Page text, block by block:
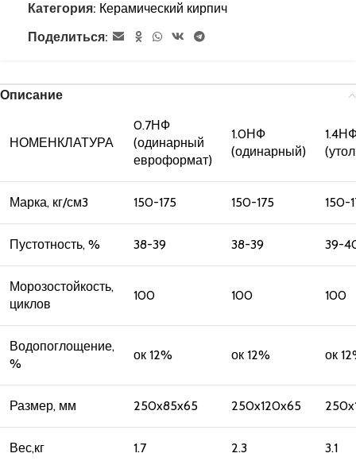
Категория: Керамический кирпич
Поделиться:
Описание
НОМЕНКЛАТУРА
0.7НФ
(одинарный
евроформат)
1.0НФ
(одинарный)
Марка, кг/см3 150-175 150-175 150-
Пустотность, % 38-39 38-39 39-
Морозостойкость,
циклов
100 100 100
Водопоглощение,
%
ок 12% ок 12% ок
Размер, мм 250x85x65 250x120x65
Вес,кг 1.7 2.3 3.1